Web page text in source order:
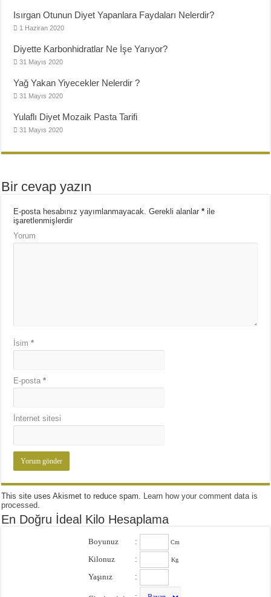
Isırgan Otunun Diyet Yapanlara Faydaları Nelerdir?
1 Haziran 2020
Diyette Karbonhidratlar Ne İşe Yarıyor?
31 Mayıs 2020
Yağ Yakan Yiyecekler Nelerdir ?
31 Mayıs 2020
Yulaflı Diyet Mozaik Pasta Tarifi
31 Mayıs 2020
Bir cevap yazın
E-posta hesabınız yayımlanmayacak. Gerekli alanlar* ile
işaretlenmişlerdir
Yorum
İsim*
E-posta*
İnternet sitesi
This site uses Akismet to reduce spam. Learn how your comment data is
processed.
En Doğru İdeal Kilo Hesaplama
Boyunuz : Cm
Kilonuz : Kg
Yaşınız :